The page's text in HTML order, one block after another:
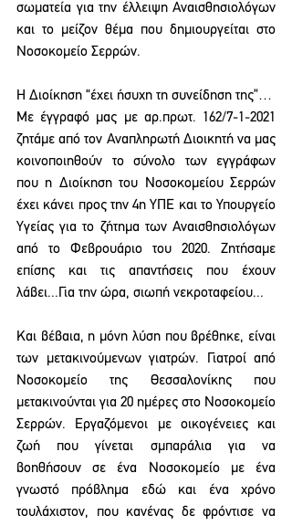
σωματεία για την έλλειψη Αναισθησιολόγων
και το μείζον θέμα που δημιουργείται στο
Νοσοκομείο Σερρών.
Η Διοίκηση “έχει ήσυχη τη συνείδηση της”…
Με έγγραφό μας με αρ.πρωτ. 162/7-1-2021
ζητάμε από τον Αναπληρωτή Διοικητή να μας
κοινοποιηθούν το σύνολο των εγγράφων
που η Διοίκηση του Νοσοκομείου Σερρών
έχει κάνει προς την 4η ΥΠΕ και το Υπουργείο
Υγείας για το ζήτημα των Αναισθησιολόγων
από το Φεβρουάριο του 2020. Ζητήσαμε
επίσης και τις απαντήσεις που έχουν
λάβει...Για την ώρα, σιωπή νεκροταφείου...
Και βέβαια, η μόνη λύση που βρέθηκε, είναι
των μετακινούμενων γιατρών. Γιατροί από
Νοσοκομείο της Θεσσαλονίκης που
μετακινούνται για 20 ημέρες στο Νοσοκομείο
Σερρών. Εργαζόμενοι με οικογένειες και
ζωή που γίνεται σμπαράλια για να
βοηθήσουν σε ένα Νοσοκομείο με ένα
γνωστό πρόβλημα εδώ και ένα χρόνο
τουλάχιστον, που κανένας δε φρόντισε να